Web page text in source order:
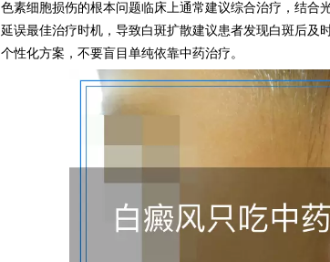
色素细胞损伤的根本问题临床上通常建议综合治疗，结合
延误最佳治疗时机，导致白斑扩散建议患者发现白斑后及
个性化方案，不要盲目单纯依靠中药治疗。